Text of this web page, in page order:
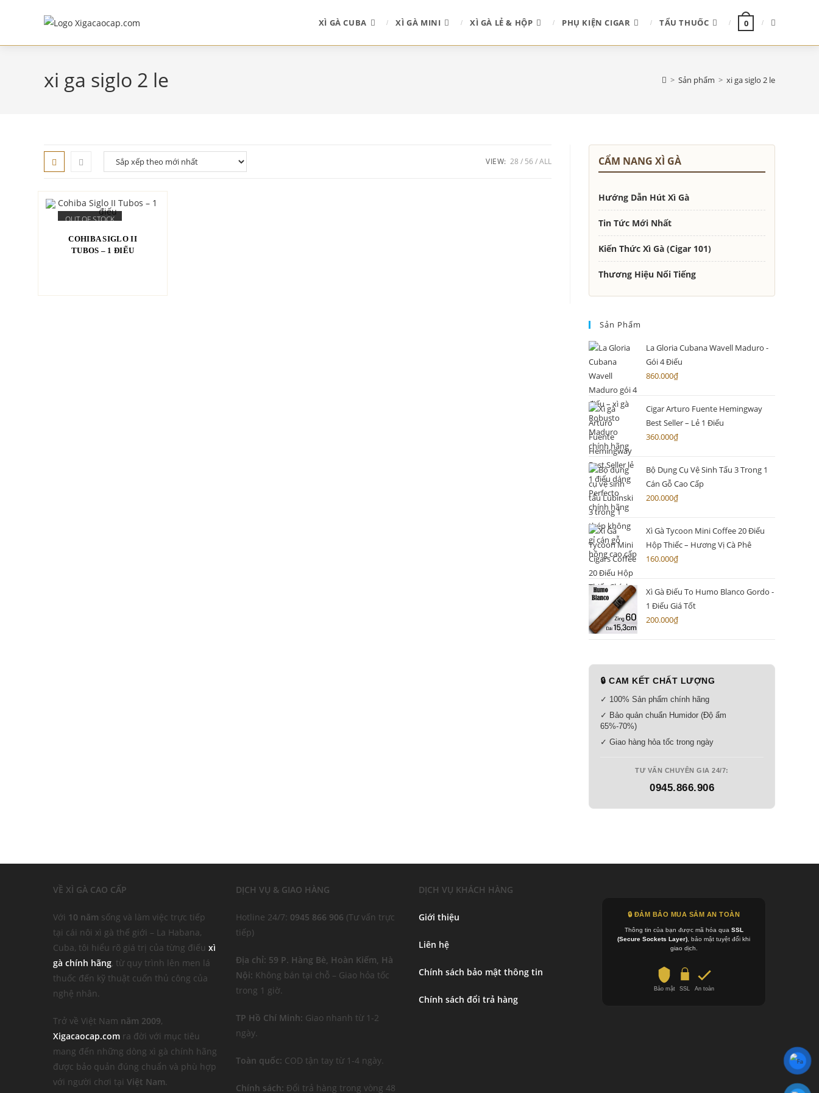
XÌ GÀ CUBA XÌ GÀ MINI XÌ GÀ LẺ & HỘP PHỤ KIỆN CIGAR TẨU THUỐC 0 TOGGLE
xi ga siglo 2 le > Sản phẩm > xi ga siglo 2 le
VIEW: 28 56 ALL
OUT OF STOCK
COHIBA SIGLO II
TUBOS – 1 ĐIẾU
CẨM NANG XÌ GÀ
Hướng Dẫn Hút Xì Gà
Tin Tức Mới Nhất
Kiến Thức Xì Gà (Cigar 101)
Thương Hiệu Nổi Tiếng
Sản Phẩm
La Gloria Cubana Wavell Maduro -
Gói 4 Điếu
860.000₫
Cigar Arturo Fuente Hemingway
Best Seller – Lẻ 1 Điếu
360.000₫
Bộ Dụng Cụ Vệ Sinh Tẩu 3 Trong 1
Cán Gỗ Cao Cấp
200.000₫
Xì Gà Tycoon Mini Coffee 20 Điếu
Hộp Thiếc – Hương Vị Cà Phê
160.000₫
Xì Gà Điếu To Humo Blanco Gordo -
1 Điếu Giá Tốt
200.000₫
🔒 CAM KẾT CHẤT LƯỢNG
✓ 100% Sản phẩm chính hãng
✓ Bảo quản chuẩn Humidor (Độ ẩm
65%-70%)
✓ Giao hàng hỏa tốc trong ngày
TƯ VẤN CHUYÊN GIA 24/7:
0945.866.906
VỀ XÌ GÀ CAO CẤP
Với 10 năm sống và làm việc trực tiếp
tại cái nôi xì gà thế giới – La Habana,
Cuba, tôi hiểu rõ giá trị của từng điếu xì
gà chính hãng, từ quy trình lên men lá
thuốc đến kỹ thuật cuốn thủ công của
nghệ nhân.
Trở về Việt Nam năm 2009,
Xigacaocap.com ra đời với mục tiêu
mang đến những dòng xì gà chính hãng
được bảo quản đúng chuẩn và phù hợp
với người chơi tại Việt Nam.
DỊCH VỤ & GIAO HÀNG
Hotline 24/7: 0945 866 906 (Tư vấn trực
tiếp)
Địa chỉ: 59 P. Hàng Bè, Hoàn Kiếm, Hà
Nội: Không bán tại chỗ – Giao hỏa tốc
trong 1 giờ.
TP Hồ Chí Minh: Giao nhanh từ 1-2
ngày.
Toàn quốc: COD tận tay từ 1-4 ngày.
Chính sách: Đổi trả hàng trong vòng 48
DỊCH VỤ KHÁCH HÀNG
Giới thiệu
Liên hệ
Chính sách bảo mật thông tin
Chính sách đổi trả hàng
🔒 ĐẢM BẢO MUA SẮM AN TOÀN
Thông tin của bạn được mã hóa qua SSL
(Secure Sockets Layer) , bảo mật tuyệt đối khi
giao dịch.
Bảo mật SSL An toàn